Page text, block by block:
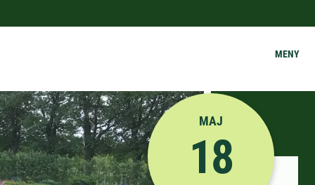
MENY
2026-05-18 15:00:00
MAJ
18